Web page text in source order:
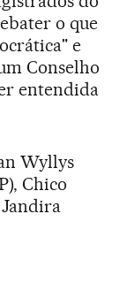
o que
e
Conselho
entendida
Wyllys
Chico